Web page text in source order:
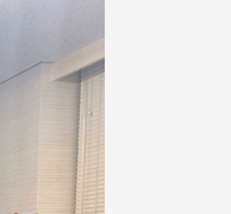
Pathway